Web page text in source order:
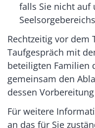
falls Sie nicht auf
Rechtzeitig vor
Taufgespräch mit
beteiligten Familien
gemeinsam den
dessen
Für weitere
an das für Sie